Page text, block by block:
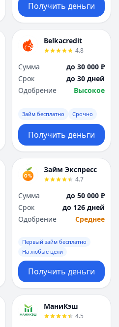
Получить деньги
Belkacredit
4.8
Сумма
до 30 000 ₽
Срок
до 30 дней
Одобрение
Высокое
Займ бесплатно Срочно
Получить деньги
Займ Экспресс
4.7
Сумма
до 50 000 ₽
Срок
до 126 дней
Одобрение
Среднее
Первый займ бесплатно
На любые цели
Получить деньги
МаниКэш
4.5